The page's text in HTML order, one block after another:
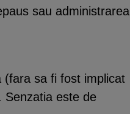
sau administrarea
(fara sa fi fost implicat
Senzatia este de